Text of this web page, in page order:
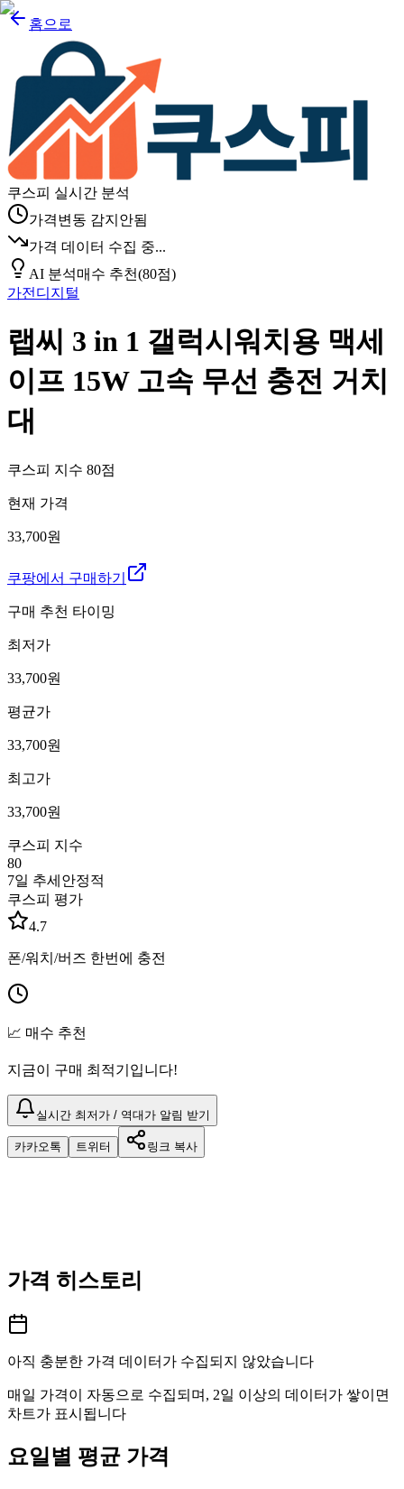
홈으로
쿠스피 실시간 분석
가격변동 감지안됨
가격 데이터 수집 중...
AI 분석매수 추천(80점)
가전디지털
랩씨 3 in 1 갤럭시워치용 맥세
이프 15W 고속 무선 충전 거치
대
쿠스피 지수 80점
현재 가격
33,700원
쿠팡에서 구매하기
구매 추천 타이밍
최저가
33,700원
평균가
33,700원
최고가
33,700원
쿠스피 지수
80
7일 추세 안정적
쿠스피 평가
4.7
폰/워치/버즈 한번에 충전
📈 매수 추천
지금이 구매 최적기입니다!
실시간 최저가 / 역대가 알림 받기
카카오톡 트위터 링크 복사
가격 히스토리
아직 충분한 가격 데이터가 수집되지 않았습니다
매일 가격이 자동으로 수집되며, 2일 이상의 데이터가 쌓이면
차트가 표시됩니다
요일별 평균 가격